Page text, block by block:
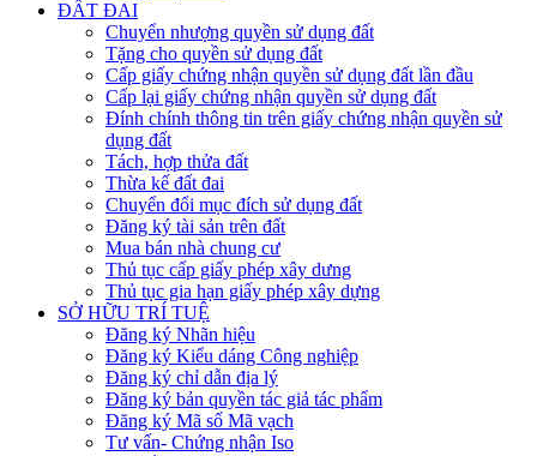
ĐẤT ĐAI
Chuyển nhượng quyền sử dụng đất
Tặng cho quyền sử dụng đất
Cấp giấy chứng nhận quyền sử dụng đất lần đầu
Cấp lại giấy chứng nhận quyền sử dụng đất
Đính chính thông tin trên giấy chứng nhận quyền sử
dụng đất
Tách, hợp thửa đất
Thừa kế đất đai
Chuyển đổi mục đích sử dụng đất
Đăng ký tài sản trên đất
Mua bán nhà chung cư
Thủ tục cấp giấy phép xây dưng
Thủ tục gia hạn giấy phép xây dựng
SỞ HỮU TRÍ TUỆ
Đăng ký Nhãn hiệu
Đăng ký Kiểu dáng Công nghiệp
Đăng ký chỉ dẫn địa lý
Đăng ký bản quyền tác giả tác phẩm
Đăng ký Mã số Mã vạch
Tư vấn- Chứng nhận Iso